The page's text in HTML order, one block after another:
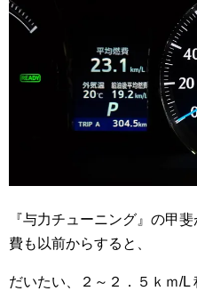
『与力チューニング』の甲
費も以前からすると、
だいたい、２～２．５ｋｍ/L